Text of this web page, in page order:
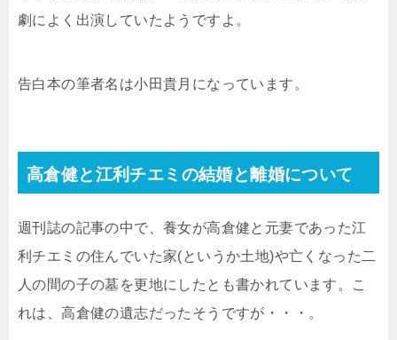
劇によく出演していたようですよ。
告白本の筆者名は小田貴月になっています。
高倉健と江利チエミの結婚と離婚について
週刊誌の記事の中で、養女が高倉健と元妻であった江
利チエミの住んでいた家(というか土地)や亡くなった二
人の間の子の墓を更地にしたとも書かれています。こ
れは、高倉健の遺志だったそうですが・・・。